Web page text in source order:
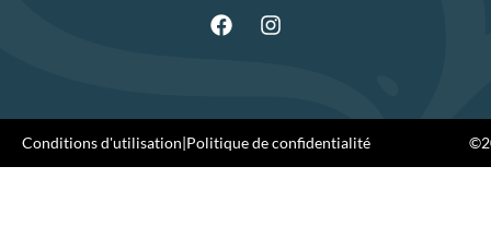
Conditions d'utilisation|Politique de confidentialité